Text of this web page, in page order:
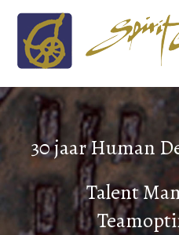
30 jaar Human
Talent